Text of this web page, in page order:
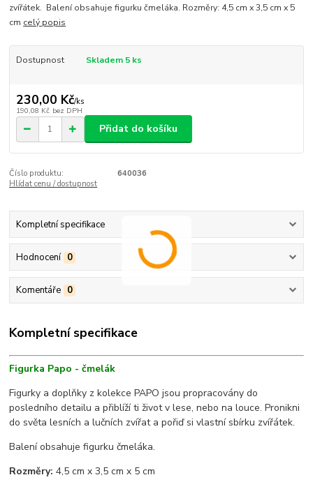
zvířátek. Balení obsahuje figurku čmeláka. Rozměry: 4,5 cm x 3,5 cm x 5
cm celý popis
Dostupnost Skladem 5 ks
230,00 Kč/ks
190,08 Kč bez DPH
Přidat do košíku
Číslo produktu:
640036
Hlídat cenu / dostupnost
Kompletní specifikace
Hodnocení 0
Komentáře 0
Kompletní specifikace
Figurka Papo - čmelák
Figurky a doplňky z kolekce PAPO jsou propracovány do
posledního detailu a přiblíží ti život v lese, nebo na louce. Pronikni
do světa lesních a lučních zvířat a pořiď si vlastní sbírku zvířátek.
Balení obsahuje figurku čmeláka.
Rozměry:4,5 cm x 3,5 cm x 5 cm